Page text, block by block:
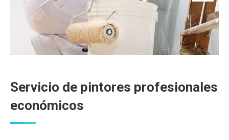
Servicio de pintores profesionales
económicos